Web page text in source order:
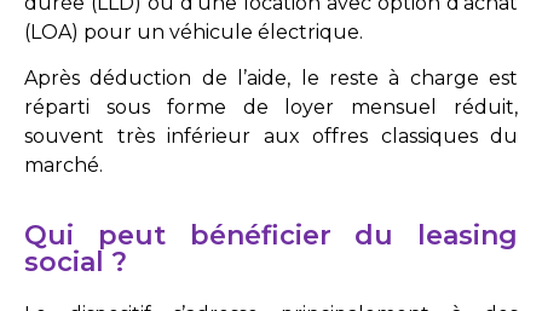
(LOA) pour un véhicule électrique.
Après déduction de l’aide, le reste à charge est
réparti sous forme de loyer mensuel réduit,
souvent très inférieur aux offres classiques du
marché.
Qui peut bénéficier du leasing
social ?